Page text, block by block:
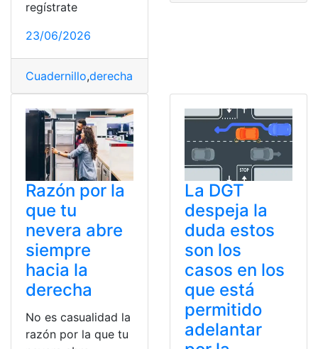
regístrate
23/06/2026
Cuadernillo,derecha
Razón por la
que tu
nevera abre
siempre
hacia la
derecha
No es casualidad la
razón por la que tu
La DGT
despeja la
duda estos
son los
casos en los
que está
permitido
adelantar